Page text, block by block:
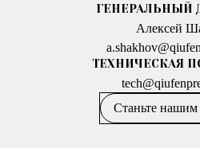
ГЕНЕРАЛЬНЫЙ
Алексей
ТЕХНИЧЕСКАЯ
Станьте нашим